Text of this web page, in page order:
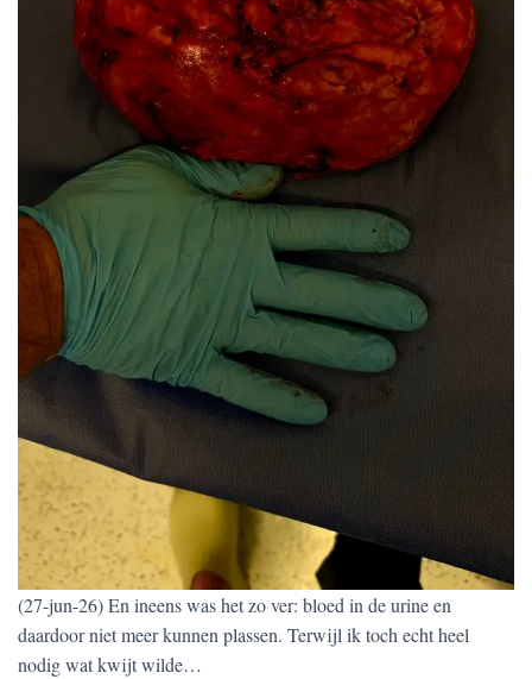
(27-jun-26) En ineens was het zo ver: bloed in de urine en
daardoor niet meer kunnen plassen. Terwijl ik toch echt heel
nodig wat kwijt wilde…